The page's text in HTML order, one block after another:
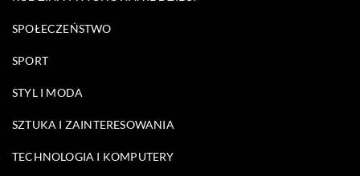
SPOŁECZEŃSTWO
SPORT
STYL I MODA
SZTUKA I ZAINTERESOWANIA
TECHNOLOGIA I KOMPUTERY